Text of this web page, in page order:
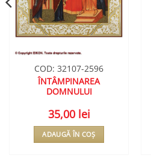
COD: 32107-2596
ÎNTÂMPINAREA
DOMNULUI
35,00 lei
ADAUGĂ ÎN COȘ